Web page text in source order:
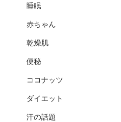
睡眠
赤ちゃん
乾燥肌
便秘
ココナッツ
ダイエット
汗の話題